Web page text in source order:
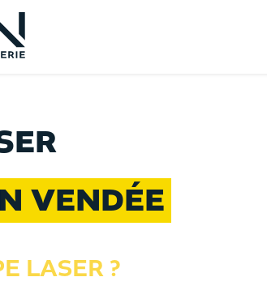
VENDÉE
LASER ?